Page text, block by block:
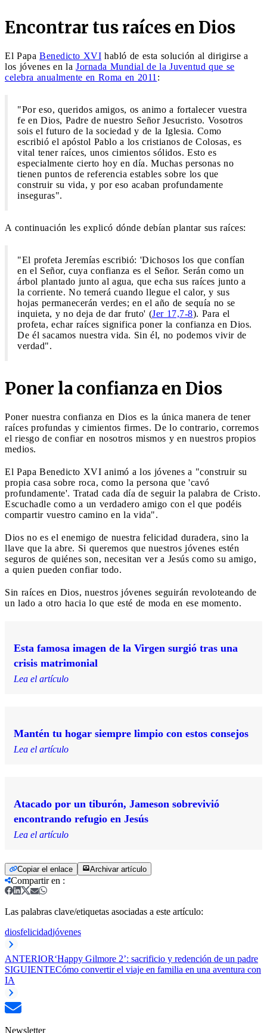
Encontrar tus raíces en Dios
El Papa Benedicto XVI habló de esta solución al dirigirse a
los jóvenes en la Jornada Mundial de la Juventud que se
celebra anualmente en Roma en 2011 :
"Por eso, queridos amigos, os animo a fortalecer vuestra
fe en Dios, Padre de nuestro Señor Jesucristo. Vosotros
sois el futuro de la sociedad y de la Iglesia. Como
escribió el apóstol Pablo a los cristianos de Colosas, es
vital tener raíces, unos cimientos sólidos. Esto es
especialmente cierto hoy en día. Muchas personas no
tienen puntos de referencia estables sobre los que
construir su vida, y por eso acaban profundamente
inseguras".
A continuación les explicó dónde debían plantar sus raíces:
"El profeta Jeremías escribió: 'Dichosos los que confían
en el Señor, cuya confianza es el Señor. Serán como un
árbol plantado junto al agua, que echa sus raíces junto a
la corriente. No temerá cuando llegue el calor, y sus
hojas permanecerán verdes; en el año de sequía no se
inquieta, y no deja de dar fruto' (Jer 17,7-8). Para el
profeta, echar raíces significa poner la confianza en Dios.
De él sacamos nuestra vida. Sin él, no podemos vivir de
verdad".
Poner la confianza en Dios
Poner nuestra confianza en Dios es la única manera de tener
raíces profundas y cimientos firmes. De lo contrario, corremos
el riesgo de confiar en nosotros mismos y en nuestros propios
medios.
El Papa Benedicto XVI animó a los jóvenes a "construir su
propia casa sobre roca, como la persona que 'cavó
profundamente'. Tratad cada día de seguir la palabra de Cristo.
Escuchadle como a un verdadero amigo con el que podéis
compartir vuestro camino en la vida".
Dios no es el enemigo de nuestra felicidad duradera, sino la
llave que la abre. Si queremos que nuestros jóvenes estén
seguros de quiénes son, necesitan ver a Jesús como su amigo,
a quien pueden confiar todo.
Sin raíces en Dios, nuestros jóvenes seguirán revoloteando de
un lado a otro hacia lo que esté de moda en ese momento.
Esta famosa imagen de la Virgen surgió tras una
crisis matrimonial
Lea el artículo
Mantén tu hogar siempre limpio con estos consejos
Lea el artículo
Atacado por un tiburón, Jameson sobrevivió
encontrando refugio en Jesús
Lea el artículo
Copiar el enlace Archivar artículo
Compartir en :
Las palabras clave/etiquetas asociadas a este artículo:
diosfelicidadjóvenes
ANTERIOR‘Happy Gilmore 2’: sacrificio y redención de un padre
SIGUIENTECómo convertir el viaje en familia en una aventura con
IA
Newsletter